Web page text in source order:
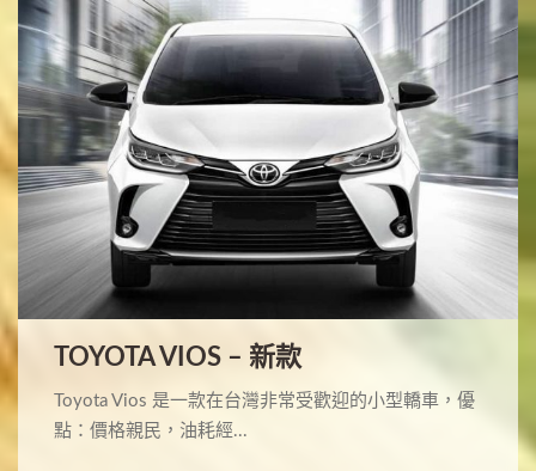
TOYOTA VIOS – 新款
Toyota Vios 是一款在台灣非常受歡迎的小型轎車，優
點：價格親民，油耗經...